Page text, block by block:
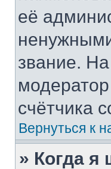
её
звание.
счётчика
Вернуться к
» Когда я